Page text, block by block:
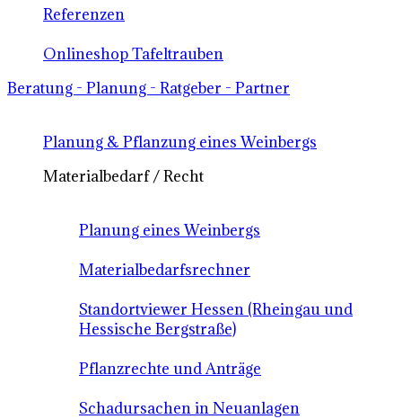
Referenzen
Onlineshop Tafeltrauben
Beratung - Planung - Ratgeber - Partner
Planung & Pflanzung eines Weinbergs
Materialbedarf / Recht
Planung eines Weinbergs
Materialbedarfsrechner
Standortviewer Hessen (Rheingau und
Hessische Bergstraße)
Pflanzrechte und Anträge
Schadursachen in Neuanlagen